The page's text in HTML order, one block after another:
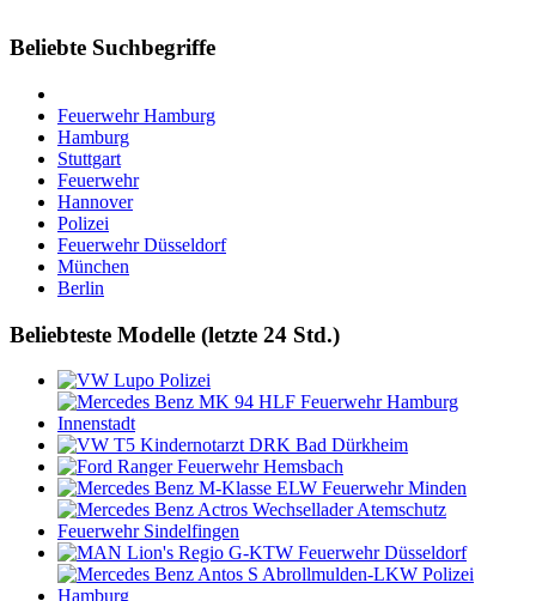
Beliebte Suchbegriffe
Feuerwehr Hamburg
Hamburg
Stuttgart
Feuerwehr
Hannover
Polizei
Feuerwehr Düsseldorf
München
Berlin
Beliebteste Modelle (letzte 24 Std.)